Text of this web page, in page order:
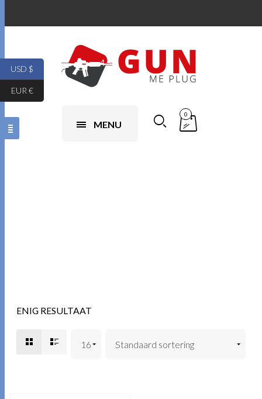
MENU
0
ENIG RESULTAAT
USD $
EUR €